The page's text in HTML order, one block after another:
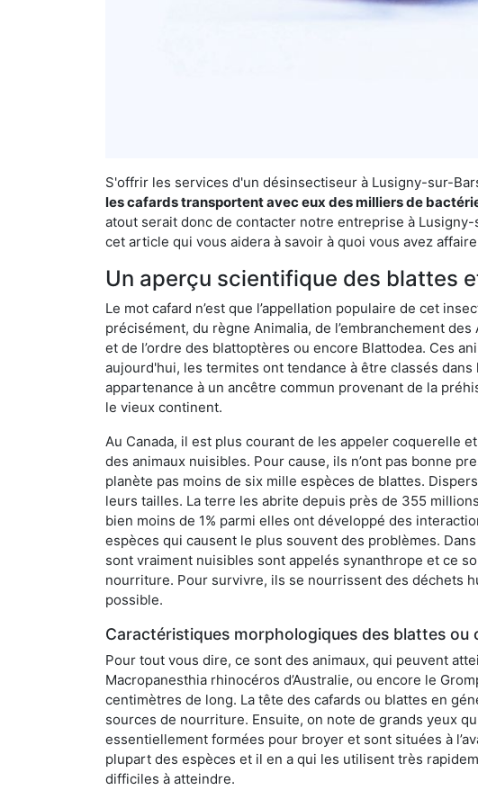
S'offrir les services d'un désinsectiseur à Lusigny-sur-
les cafards transportent avec eux des milliers de
atout serait donc de contacter notre entreprise à
cet article qui vous aidera à savoir à quoi vous avez
Un aperçu scientifique des blattes
Le mot cafard n’est que l’appellation populaire de cet
précisément, du règne Animalia, de l’embranchement
et de l’ordre des blattoptères ou encore Blattodea. Ces
aujourd'hui, les termites ont tendance à être classés
appartenance à un ancêtre commun provenant de la
le vieux continent.
Au Canada, il est plus courant de les appeler coquerelle
des animaux nuisibles. Pour cause, ils n’ont pas bonne
planète pas moins de six mille espèces de blattes.
leurs tailles. La terre les abrite depuis près de 355
bien moins de 1% parmi elles ont développé des
espèces qui causent le plus souvent des problèmes.
sont vraiment nuisibles sont appelés synanthrope et ce
nourriture. Pour survivre, ils se nourrissent des déchets
possible.
Caractéristiques morphologiques des blattes ou
Pour tout vous dire, ce sont des animaux, qui peuvent
Macropanesthia rhinocéros d’Australie, ou encore le
centimètres de long. La tête des cafards ou blattes en
sources de nourriture. Ensuite, on note de grands yeux
essentiellement formées pour broyer et sont situées à
plupart des espèces et il en a qui les utilisent très
difficiles à atteindre.